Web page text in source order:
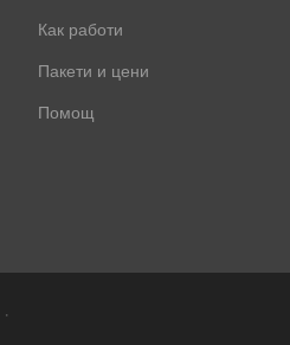
Как работи
Пакети и цени
Помощ
·